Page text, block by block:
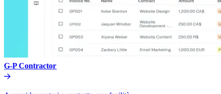
G-P Contractor​​